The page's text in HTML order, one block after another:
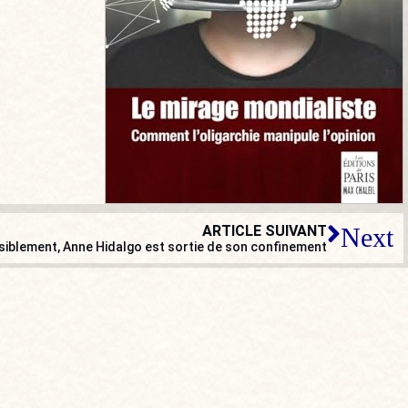
ARTICLE SUIVANT
Anne Hidalgo est sortie de son confinement Next